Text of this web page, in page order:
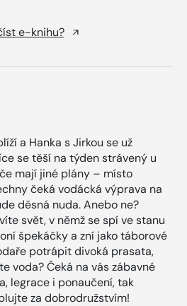
e-knihu?
a Hanka s Jirkou se už
se těší na týden strávený u
mají jiné plány – místo
čeká vodácká výprava na
děsná nuda. Anebo ne?
svět, v němž se spí ve stanu
špekáčky a zní jako táborové
potrápit divoká prasata,
voda? Čeká na vás zábavné
legrace i ponaučení, tak
za dobrodružstvím!